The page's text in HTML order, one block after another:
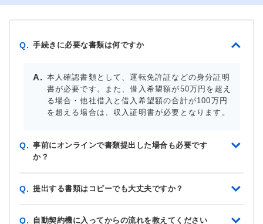
Q. 手続きに必要な書類は何ですか
本人確認書類として、運転免許証などの身分証明
書が必要です。また、借入希望額が50万円を超え
る場合・他社借入と借入希望額の合計が100万円
を超える場合は、収入証明書が必要となります。
Q. 事前にオンラインで書類提出した場合も必要です
か？
Q. 提出する書類はコピーでも大丈夫ですか？
Q. 自動契約機に入ってからの流れを教えてください